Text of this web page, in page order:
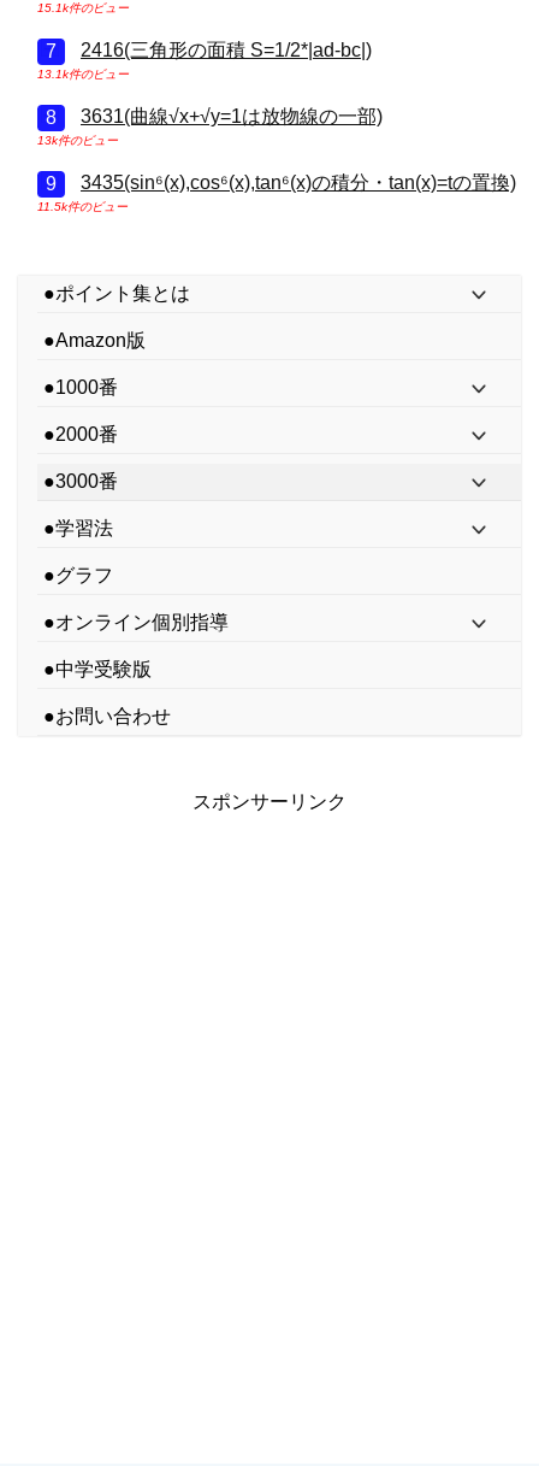
15.1k件のビュー
2416(三角形の面積 S=1/2*|ad-bc|)
13.1k件のビュー
3631(曲線√x+√y=1は放物線の一部)
13k件のビュー
3435(sin⁶(x),cos⁶(x),tan⁶(x)の積分・tan(x)=tの置換)
11.5k件のビュー
●ポイント集とは
●Amazon版
●1000番
●2000番
●3000番
●学習法
●グラフ
●オンライン個別指導
●中学受験版
●お問い合わせ
スポンサーリンク